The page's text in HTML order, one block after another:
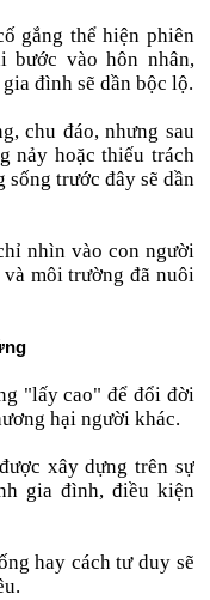
gắng thể hiện phiên
bước vào hôn nhân,
đình sẽ dần bộc lộ.
chu đáo, nhưng sau
nảy hoặc thiếu trách
trước đây sẽ dần
nhìn vào con người
môi trường đã nuôi
"lấy cao" để đổi đời
hại người khác.
xây dựng trên sự
gia đình, điều kiện
hay cách tư duy sẽ